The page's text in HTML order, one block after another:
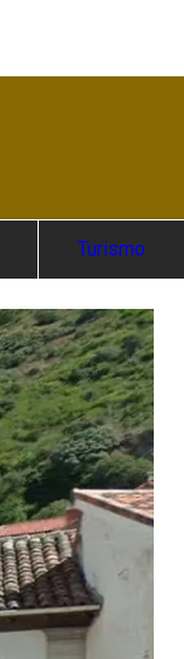
Turismo